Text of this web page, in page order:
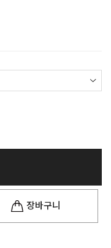
장바구니